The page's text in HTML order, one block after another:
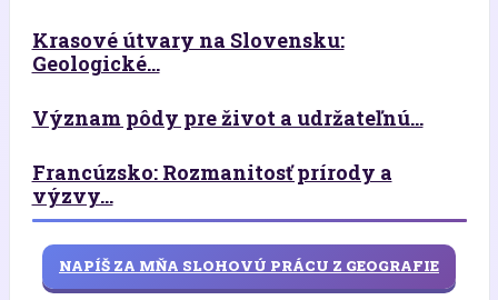
Krasové útvary na Slovensku:
Geologické...
Význam pôdy pre život a udržateľnú...
Francúzsko: Rozmanitosť prírody a
výzvy...
NAPÍŠ ZA MŇA SLOHOVÚ PRÁCU Z GEOGRAFIE